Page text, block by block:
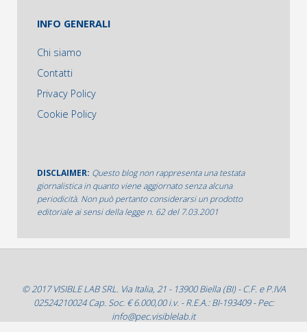
INFO GENERALI
Chi siamo
Contatti
Privacy Policy
Cookie Policy
DISCLAIMER: Questo blog non rappresenta una testata
giornalistica in quanto viene aggiornato senza alcuna
periodicità. Non può pertanto considerarsi un prodotto
editoriale ai sensi della legge n. 62 del 7.03.2001
© 2017 VISIBLE LAB SRL. Via Italia, 21 - 13900 Biella (BI) - C.F. e P.IVA
02524210024 Cap. Soc. € 6.000,00 i.v. - R.E.A.: BI-193409 - Pec:
info@pec.visiblelab.it